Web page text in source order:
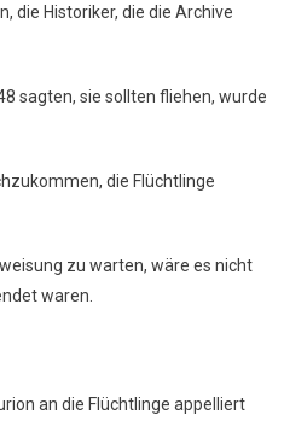
die Historiker, die die Archive
sagten, sie sollten fliehen, wurde
die Flüchtlinge
zu warten, wäre es nicht
waren.
an die Flüchtlinge appelliert